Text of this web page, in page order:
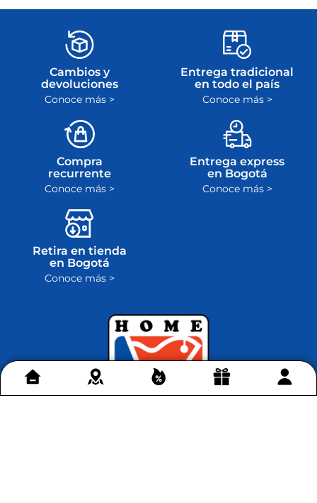
Cambios y
devoluciones
Conoce más >
Entrega tradicional
en todo el país
Conoce más >
Compra
recurrente
Conoce más >
Entrega express
en Bogotá
Conoce más >
Retira en tienda
en Bogotá
Conoce más >